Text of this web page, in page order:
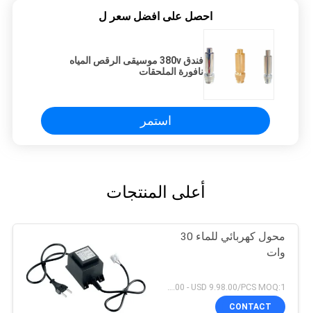
احصل على افضل سعر ل
فندق 380v موسيقى الرقص المياه
نافورة الملحقات
استمر
أعلى المنتجات
محول كهربائي للماء 30
وات
USD 1.00 - USD 9.98.00/PCS MOQ:1 قطعة
CONTACT